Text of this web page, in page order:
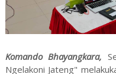
Komando Bhayangkara,
Ngelakoni Jateng"